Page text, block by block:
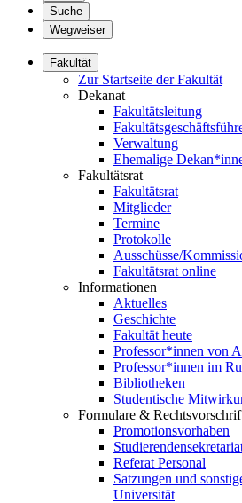
Suche
Wegweiser
Fakultät
Zur Startseite der Fakultät
Dekanat
Fakultätsleitung
Verwaltung
Ehemalige
Fakultätsrat
Fakultätsrat
Mitglieder
Termine
Protokolle
Ausschüsse/
Fakultätsrat online
Informationen
Aktuelles
Geschichte
Fakultät heute
Professor*innen von
Professor*innen im
Bibliotheken
Studentische
Formulare &
Promotionsvorhaben
Referat Personal
Satzungen und
Universität